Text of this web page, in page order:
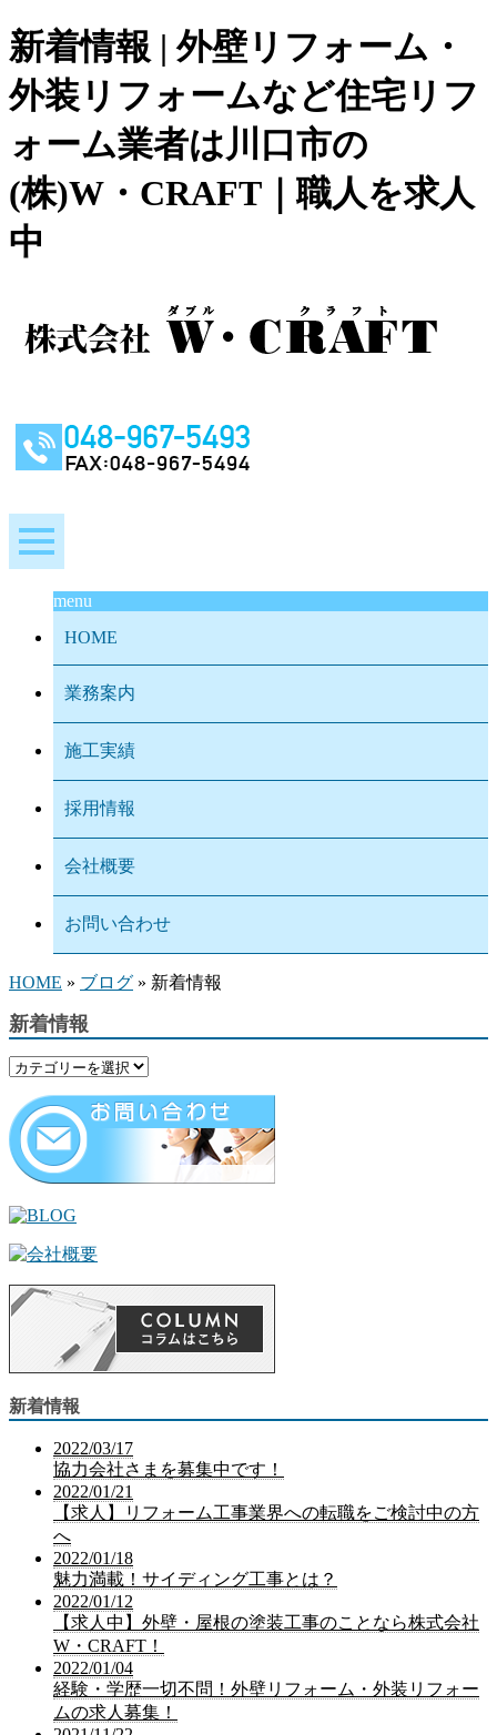
新着情報 | 外壁リフォーム・
外装リフォームなど住宅リフ
ォーム業者は川口市の
(株)W・CRAFT｜職人を求人
中
menu
HOME
業務案内
施工実績
採用情報
会社概要
お問い合わせ
HOME » ブログ » 新着情報
新着情報
新着情報
2022/03/17
協力会社さまを募集中です！
2022/01/21
【求人】リフォーム工事業界への転職をご検討中の方
へ
2022/01/18
魅力満載！サイディング工事とは？
2022/01/12
【求人中】外壁・屋根の塗装工事のことなら株式会社
W・CRAFT！
2022/01/04
経験・学歴一切不問！外壁リフォーム・外装リフォー
ムの求人募集！